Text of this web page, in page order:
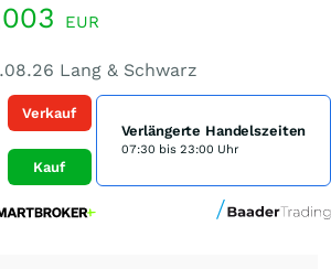
EUR
Lang & Schwarz
Verkauf
Kauf
Verlängerte Handelszeiten
07:30 bis 23:00 Uhr